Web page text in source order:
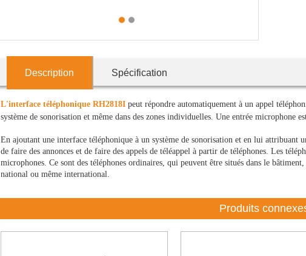
Description Spécification
L'interface téléphonique RH2818I peut répondre automatiquement à un appel
système de sonorisation et même dans des zones individuelles. Une entrée microphone
En ajoutant une interface téléphonique à un système de sonorisation et en lui
de faire des annonces et de faire des appels de téléappel à partir de téléphones. Les
microphones. Ce sont des téléphones ordinaires, qui peuvent être situés dans le
national ou même international.
Produits